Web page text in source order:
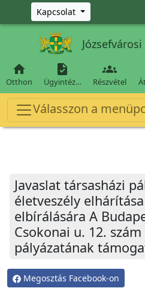
Ugrás a fő tartalomra
Kapcsolat

Otthon

Ügyintéz…

Részvétel
Válasszon a
Javaslat társasházi
életveszély
elbírálására A
Csokonai u. 12.
pályázatának
Megosztás Facebook-on